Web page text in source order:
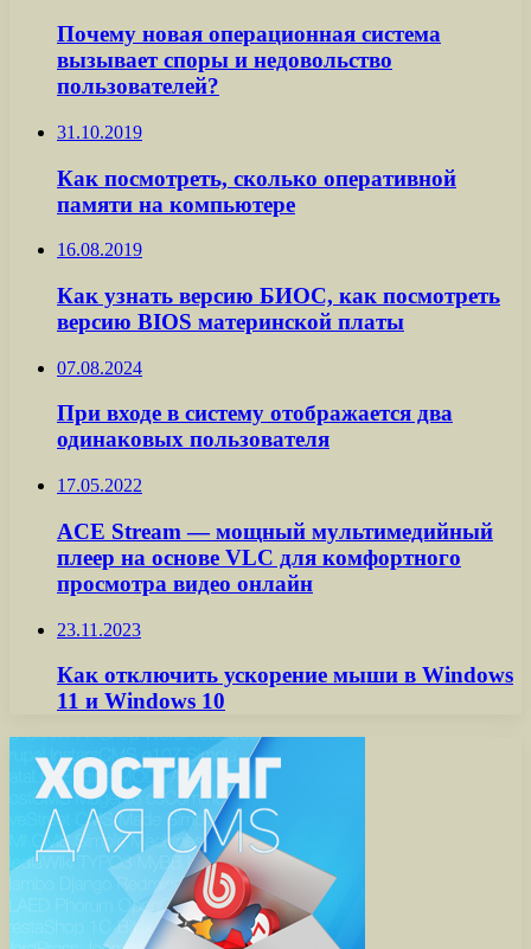
Почему новая операционная система
вызывает споры и недовольство
пользователей?
31.10.2019
Как посмотреть, сколько оперативной
памяти на компьютере
16.08.2019
Как узнать версию БИОС, как посмотреть
версию BIOS материнской платы
07.08.2024
При входе в систему отображается два
одинаковых пользователя
17.05.2022
ACE Stream — мощный мультимедийный
плеер на основе VLC для комфортного
просмотра видео онлайн
23.11.2023
Как отключить ускорение мыши в Windows
11 и Windows 10